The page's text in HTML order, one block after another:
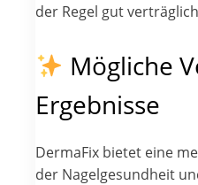
der Regel gut
Mögliche
Ergebnisse
DermaFix bietet eine
der Nagelgesundheit